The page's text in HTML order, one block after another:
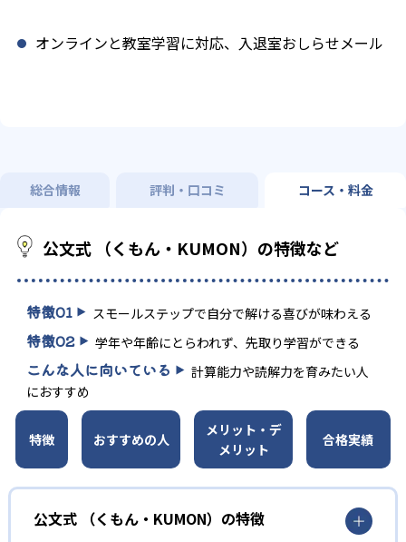
オンラインと教室学習に対応、入退室おしらせメール
総合情報 評判・口コミ コース・料金
公文式 （くもん・KUMON）の特徴など
特徴01 スモールステップで自分で解ける喜びが味わえる
特徴02 学年や年齢にとらわれず、先取り学習ができる
こんな人に向いている
計算能力や読解力を育みたい人
におすすめ
特徴 おすすめの人
メリット・デ
メリット
合格実績
公文式 （くもん・KUMON）の特徴